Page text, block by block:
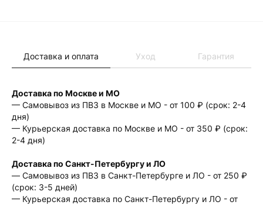
Доставка и оплата Уход Гарантия
Доставка по Москве и МО
— Самовывоз из ПВЗ в Москве и МО - от 100 ₽ (срок: 2-4
дня)
— Курьерская доставка по Москве и МО - от 350 ₽ (срок:
2-4 дня)
Доставка по Санкт-Петербургу и ЛО
— Cамовывоз из ПВЗ в Санкт-Петербурге и ЛО - от 250 ₽
(срок: 3-5 дней)
— Курьерская доставка по Санкт-Петербургу и ЛО - от